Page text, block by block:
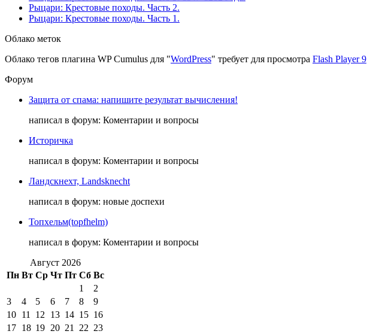
Рыцари: Крестовые походы. Часть 2.
Рыцари: Крестовые походы. Часть 1.
Облако меток
Облако тегов плагина WP Cumulus для "WordPress" требует для просмотра Flash Player 9
Форум
Защита от спама: напишите результат вычисления!
написал в форум: Коментарии и вопросы
Историчка
написал в форум: Коментарии и вопросы
Ландскнехт, Landsknecht
написал в форум: новые доспехи
Топхельм(topfhelm)
написал в форум: Коментарии и вопросы
Август 2026
Пн Вт Ср Чт Пт Сб Вс
1
2
3
4 5 6 7 8
9
10 11 12 13 14 15 16
17 18 19 20 21 22 23